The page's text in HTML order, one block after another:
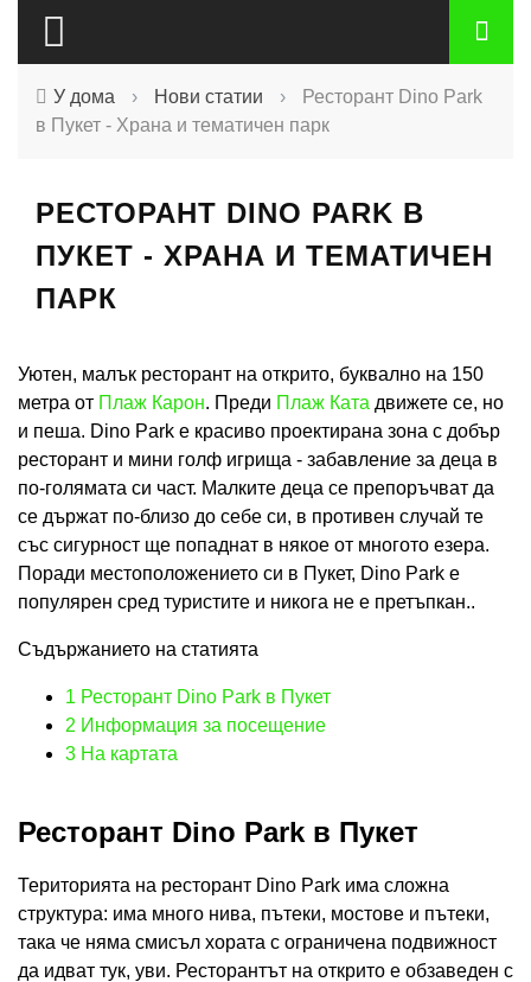
У дома › Нови статии ›
Ресторант Dino Park
в Пукет - Храна и тематичен парк
РЕСТОРАНТ DINO PARK В
ПУКЕТ - ХРАНА И ТЕМАТИЧЕН
ПАРК
Уютен, малък ресторант на открито, буквално на 150
метра от Плаж Карон. Преди Плаж Ката движете се, но
и пеша. Dino Park е красиво проектирана зона с добър
ресторант и мини голф игрища - забавление за деца в
по-голямата си част. Малките деца се препоръчват да
се държат по-близо до себе си, в противен случай те
със сигурност ще попаднат в някое от многото езера.
Поради местоположението си в Пукет, Dino Park е
популярен сред туристите и никога не е претъпкан..
Съдържанието на статията
1 Ресторант Dino Park в Пукет
2 Информация за посещение
3 На картата
Ресторант Dino Park в Пукет
Територията на ресторант Dino Park има сложна
структура: има много нива, пътеки, мостове и пътеки,
така че няма смисъл хората с ограничена подвижност
да идват тук, уви. Ресторантът на открито е обзаведен с